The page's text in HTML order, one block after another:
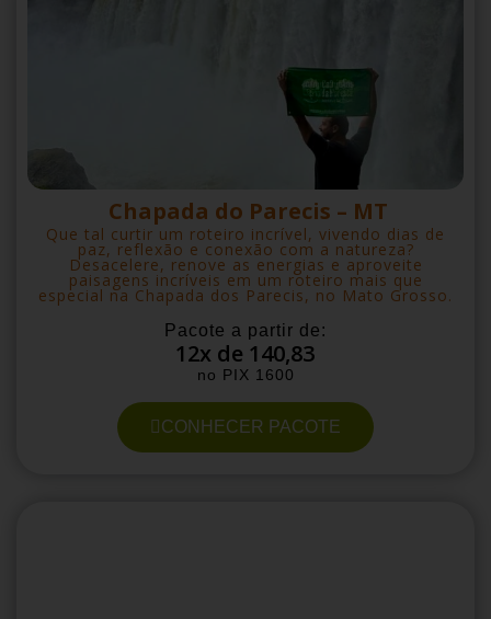
Chapada do Parecis – MT
Que tal curtir um roteiro incrível, vivendo dias de
paz, reflexão e conexão com a natureza?
Desacelere, renove as energias e aproveite
paisagens incríveis em um roteiro mais que
especial na Chapada dos Parecis, no Mato Grosso.
Pacote a partir de:
12x de 140,83
no PIX 1600
CONHECER PACOTE